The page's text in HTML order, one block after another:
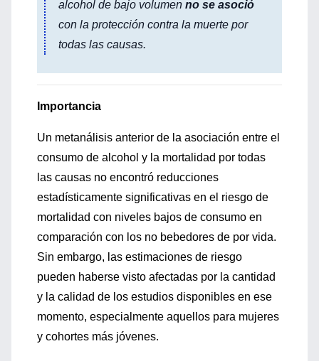
alcohol de bajo volumen no se asoció
con la protección contra la muerte por
todas las causas.
Importancia
Un metanálisis anterior de la asociación entre el
consumo de alcohol y la mortalidad por todas
las causas no encontró reducciones
estadísticamente significativas en el riesgo de
mortalidad con niveles bajos de consumo en
comparación con los no bebedores de por vida.
Sin embargo, las estimaciones de riesgo
pueden haberse visto afectadas por la cantidad
y la calidad de los estudios disponibles en ese
momento, especialmente aquellos para mujeres
y cohortes más jóvenes.